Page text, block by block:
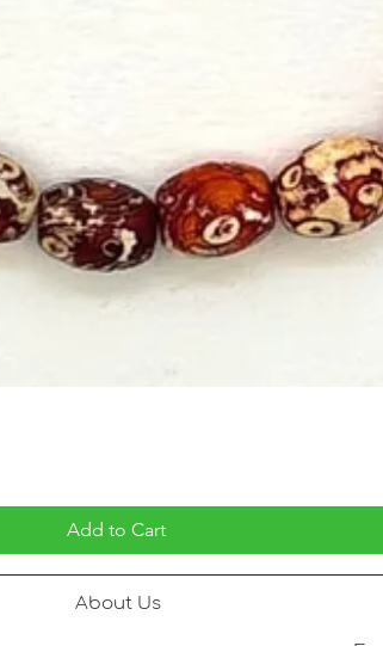
Add to Cart
About Us